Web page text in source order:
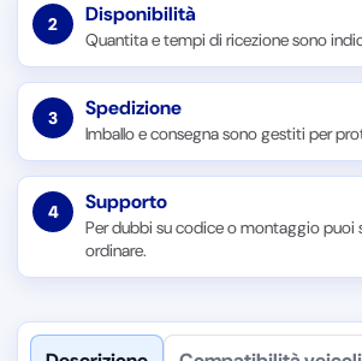
2 Disponibilità
Quantita e tempi di ricezione sono
3 Spedizione
Imballo e consegna sono gestiti per
4 Supporto
Per dubbi su codice o montaggio puoi
ordinare.